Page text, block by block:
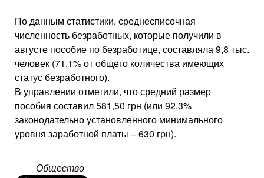
По данным статистики, среднесписочная
численность безработных, которые получили в
августе пособие по безработице, составляла 9,8 тыс.
человек (71,1% от общего количества имеющих
статус безработного).
В управлении отметили, что средний размер
пособия составил 581,50 грн (или 92,3%
законодательно установленного минимального
уровня заработной платы – 630 грн).
Общество